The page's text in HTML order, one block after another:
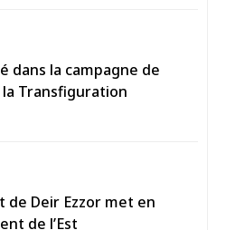
dans la campagne de
Transfiguration
de Deir Ezzor met en
de l’Est